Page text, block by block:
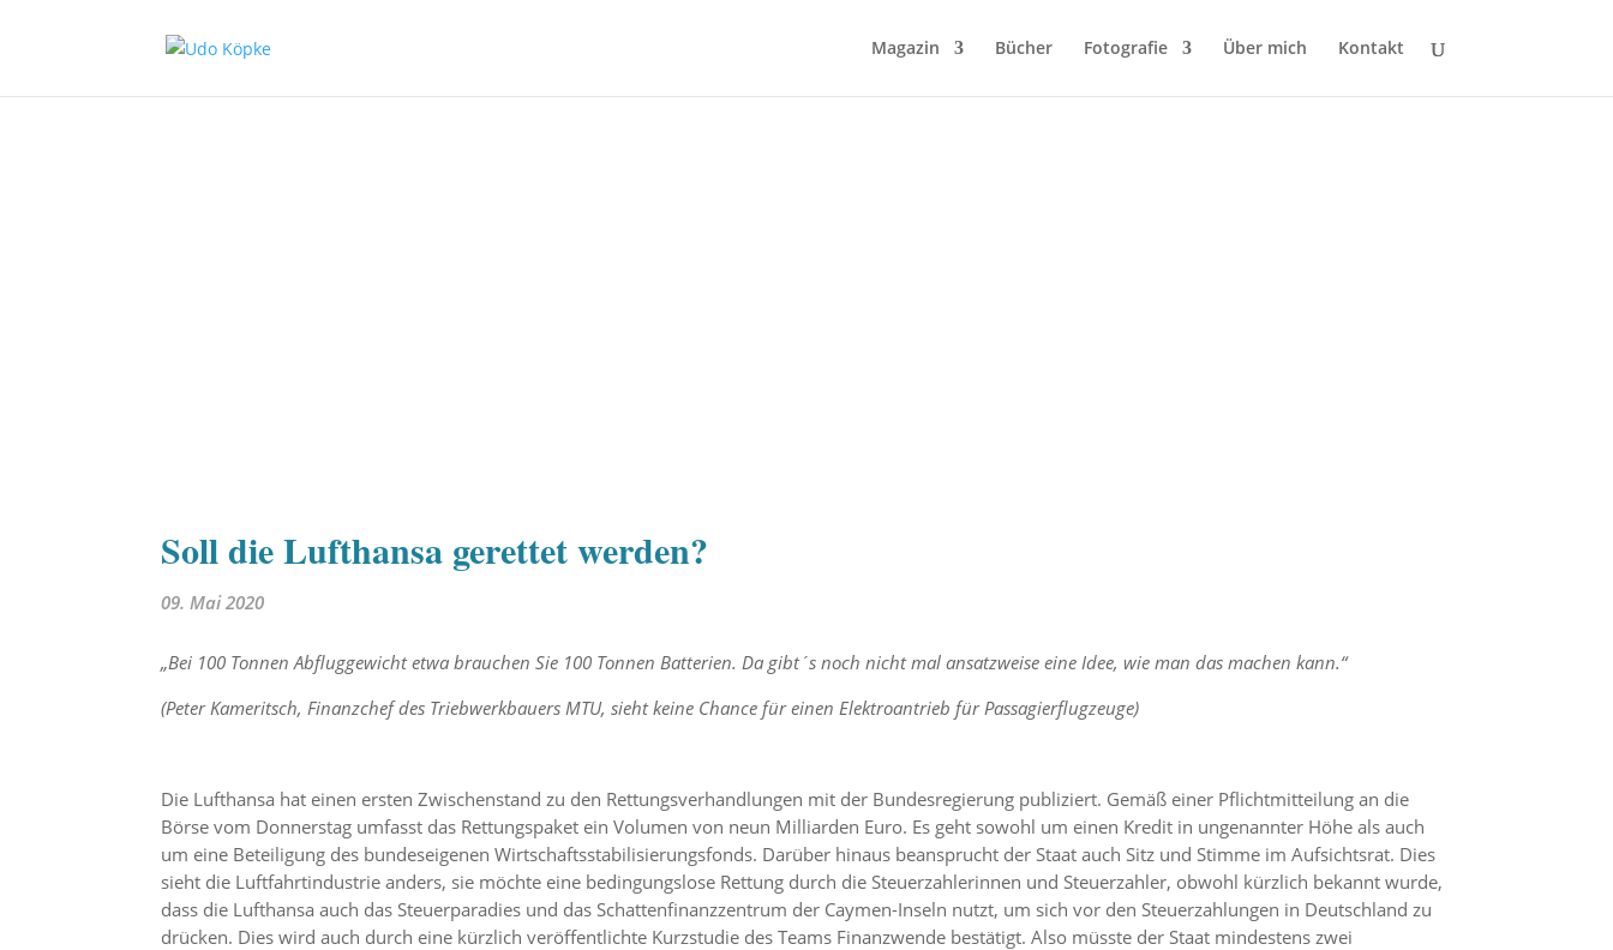
Magazin Bücher Fotografie Über mich Kontakt
Soll die Lufthansa gerettet werden?
09. Mai 2020
„Bei 100 Tonnen Abfluggewicht etwa brauchen Sie 100 Tonnen Batterien. Da gibt´s noch nicht mal ansatzweise eine Idee, wie man das machen kann.“
(Peter Kameritsch, Finanzchef des Triebwerkbauers MTU, sieht keine Chance für einen Elektroantrieb für Passagierflugzeuge)
Die Lufthansa hat einen ersten Zwischenstand zu den Rettungsverhandlungen mit der Bundesregierung publiziert. Gemäß einer Pflichtmitteilung an die
Börse vom Donnerstag umfasst das Rettungspaket ein Volumen von neun Milliarden Euro. Es geht sowohl um einen Kredit in ungenannter Höhe als auch
um eine Beteiligung des bundeseigenen Wirtschaftsstabilisierungsfonds. Darüber hinaus beansprucht der Staat auch Sitz und Stimme im Aufsichtsrat. Dies
sieht die Luftfahrtindustrie anders, sie möchte eine bedingungslose Rettung durch die Steuerzahlerinnen und Steuerzahler, obwohl kürzlich bekannt wurde,
dass die Lufthansa auch das Steuerparadies und das Schattenfinanzzentrum der Caymen-Inseln nutzt, um sich vor den Steuerzahlungen in Deutschland zu
drücken. Dies wird auch durch eine kürzlich veröffentlichte Kurzstudie des Teams Finanzwende bestätigt. Also müsste der Staat mindestens zwei